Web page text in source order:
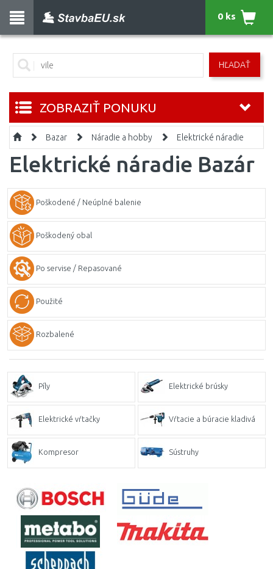
HĽADAŤ
0 ks
ZOBRAZIŤ PONUKU
Bazar Náradie a hobby Elektrické náradie
Elektrické náradie Bazár
Poškodené / Neúplné balenie
Poškodený obal
Po servise / Repasované
Použité
Rozbalené
Píly Elektrické brúsky
Elektrické vŕtačky Vŕtacie a búracie kladivá
Kompresor Sústruhy